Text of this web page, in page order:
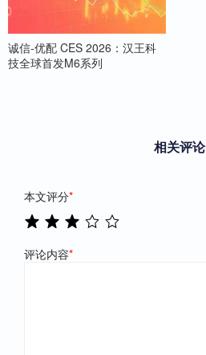
诚信-优配 CES 2026：汉王科
技全球首发M6系列
相关评论
本文评分*
评论内容*